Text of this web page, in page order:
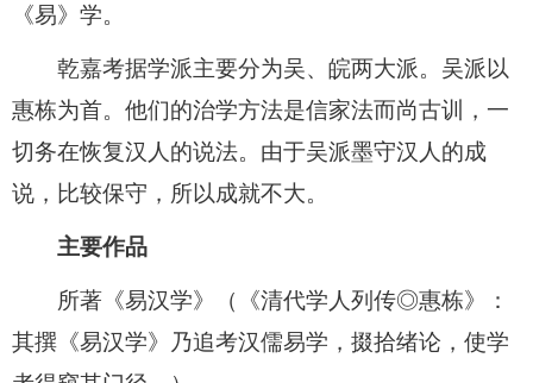
《易》学。
乾嘉考据学派主要分为吴、皖两大派。吴派以
惠栋为首。他们的治学方法是信家法而尚古训，一
切务在恢复汉人的说法。由于吴派墨守汉人的成
说，比较保守，所以成就不大。
主要作品
所著《易汉学》（《清代学人列传◎惠栋》：
其撰《易汉学》乃追考汉儒易学，掇拾绪论，使学